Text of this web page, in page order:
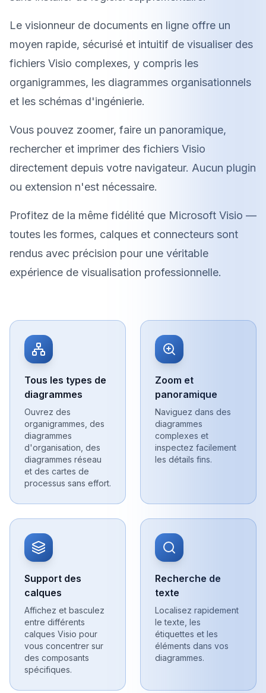
Le visionneur de documents en ligne offre un
moyen rapide, sécurisé et intuitif de visualiser des
fichiers Visio complexes, y compris les
organigrammes, les diagrammes organisationnels
et les schémas d'ingénierie.
Vous pouvez zoomer, faire un panoramique,
rechercher et imprimer des fichiers Visio
directement depuis votre navigateur. Aucun plugin
ou extension n'est nécessaire.
Profitez de la même fidélité que Microsoft Visio —
toutes les formes, calques et connecteurs sont
rendus avec précision pour une véritable
expérience de visualisation professionnelle.
Tous les types de
diagrammes
Ouvrez des
organigrammes, des
diagrammes
d'organisation, des
diagrammes réseau
et des cartes de
processus sans effort.
Zoom et
panoramique
Naviguez dans des
diagrammes
complexes et
inspectez facilement
les détails fins.
Support des
calques
Affichez et basculez
entre différents
calques Visio pour
vous concentrer sur
des composants
spécifiques.
Recherche de
texte
Localisez rapidement
le texte, les
étiquettes et les
éléments dans vos
diagrammes.